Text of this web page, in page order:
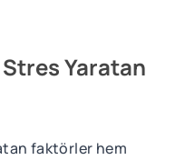
Yaratan
faktörler hem